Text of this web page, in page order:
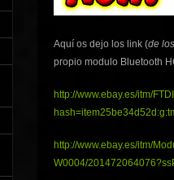
Aquí os dejo los link (de
propio modulo Bluetooth
http://www.ebay.es/itm/
http://www.ebay.es/itm/
W0004/